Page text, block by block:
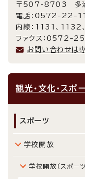
〒507-8703 多治
電話：0572-22-
内線：1131、1132
ファクス：0572-
お問い合わせは
観光・文化・スポ
スポーツ
学校開放
学校開放（スポー